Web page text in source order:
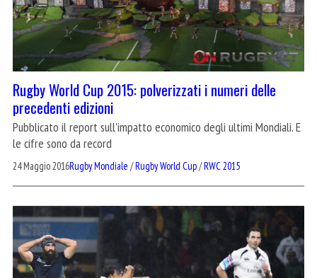
Rugby World Cup 2015: polverizzati i numeri delle
precedenti edizioni
Pubblicato il report sull'impatto economico degli ultimi Mondiali. E
le cifre sono da record
24 Maggio 2016Rugby Mondiale /Rugby World Cup/RWC 2015